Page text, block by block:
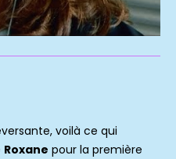
voilà ce qui
Roxane pour la première